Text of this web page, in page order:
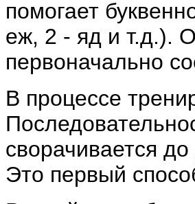
помогает
еж, 2 - яд и т.д.).
первоначально
В процессе
сворачивается
Это первый